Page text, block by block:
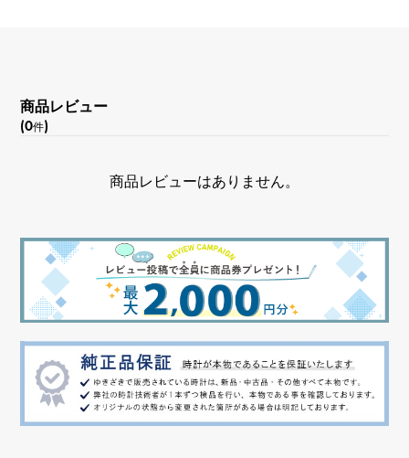
商品レビュー
(0件)
商品レビューはありません。